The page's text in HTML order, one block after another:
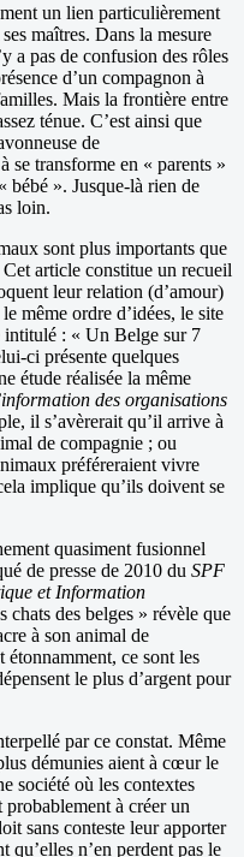
un lien particulièrement
maîtres. Dans la mesure
a pas de confusion des rôles
d’un compagnon à
Mais la frontière entre
ténue. C’est ainsi que
de
se transforme en « parents »
bébé ». Jusque-là rien de
loin.
sont plus importants que
article constitue un recueil
leur relation (d’amour)
même ordre d’idées, le site
: « Un Belge sur 7
ci présente quelques
étude réalisée la même
des organisations
il s’avèrerait qu’il arrive à
de compagnie ; ou
préféreraient vivre
implique qu’ils doivent se
quasiment fusionnel
de presse de 2010 du SPF
et Information
chats des belges » révèle que
à son animal de
étonnamment, ce sont les
le plus d’argent pour
par ce constat. Même
démunies aient à cœur le
société où les contextes
à créer un
sans conteste leur apporter
n’en perdent pas le